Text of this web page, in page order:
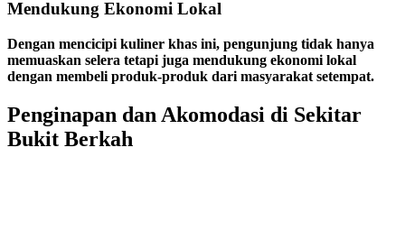
Mendukung Ekonomi Lokal
Dengan mencicipi kuliner khas ini, pengunjung tidak hanya
memuaskan selera tetapi juga mendukung ekonomi lokal
dengan membeli produk-produk dari masyarakat setempat.
Penginapan dan Akomodasi di Sekitar
Bukit Berkah